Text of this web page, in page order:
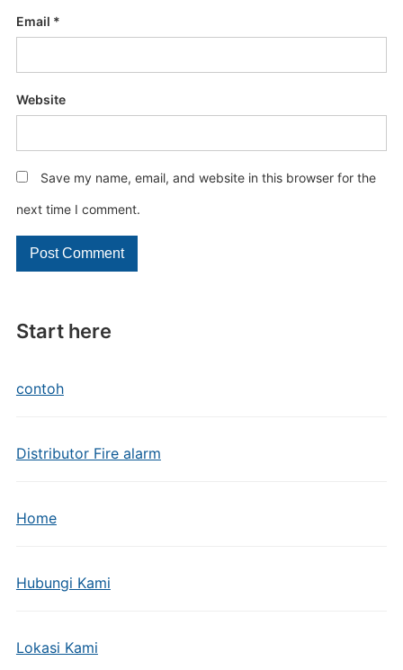
Start here
contoh
Distributor Fire alarm
Home
Hubungi Kami
Lokasi Kami
Email *
Website
Save my name, email, and website in this browser for the
next time I comment.